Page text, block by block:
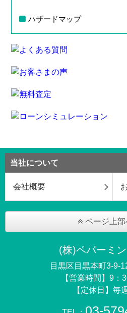
ハザードマップ
当社について
会社概要
ページ上部
(株)ペパーミ
目黒区目黒本町3-9-
【営業時間】9：
【定休日】毎